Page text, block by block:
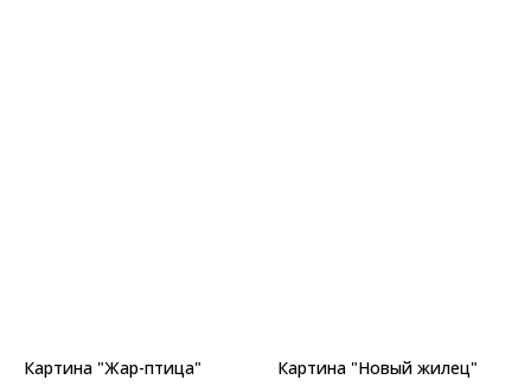
Картина "Жар-птица" Картина "Новый жилец"